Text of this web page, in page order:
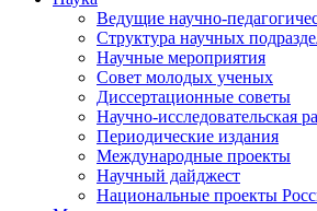
Ведущие научно-
Структура научных
Научные мероприятия
Совет молодых ученых
Диссертационные советы
Научно-исследовательская
Периодические издания
Международные проекты
Научный дайджест
Национальные проекты